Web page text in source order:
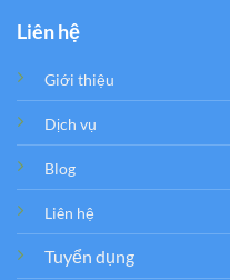
Liên hệ
Giới thiệu
Dịch vụ
Blog
Liên hệ
Tuyển dụng